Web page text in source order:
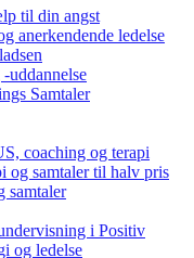
til din angst
anerkendende ledelse
uddannelse
Samtaler
coaching og terapi
og samtaler til halv pris
samtaler
i Positiv
og ledelse